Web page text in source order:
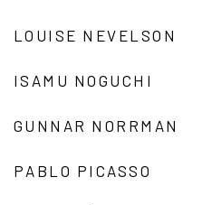
LOUISE NEVELSON
ISAMU NOGUCHI
GUNNAR NORRMAN
PABLO PICASSO